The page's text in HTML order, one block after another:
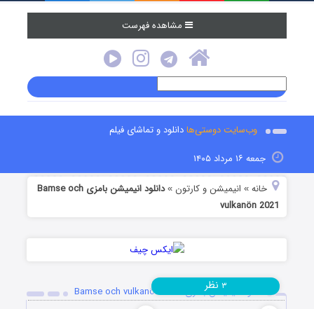
مشاهده فهرست
وب‌سایت دوستی‌هادانلود و تماشای فیلم
جمعه ۱۶ مرداد ۱۴۰۵
خانه » انیمیشن و کارتون »
دانلود انیمیشن بامزی Bamse och
vulkanön 2021
دانلود انیمیشن بامزی Bamse och vulkanön 2021
۳ نظر